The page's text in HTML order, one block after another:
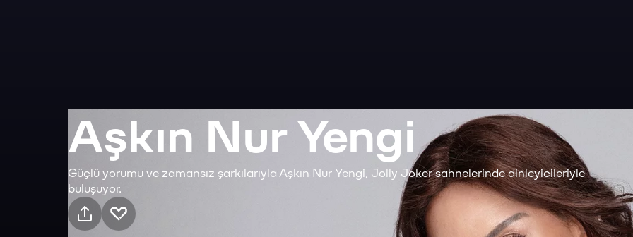
Aşkın Nur Yengi
Güçlü yorumu ve zamansız şarkılarıyla Aşkın Nur Yengi, Jolly Joker sahnelerinde dinleyicileriyle
buluşuyor.